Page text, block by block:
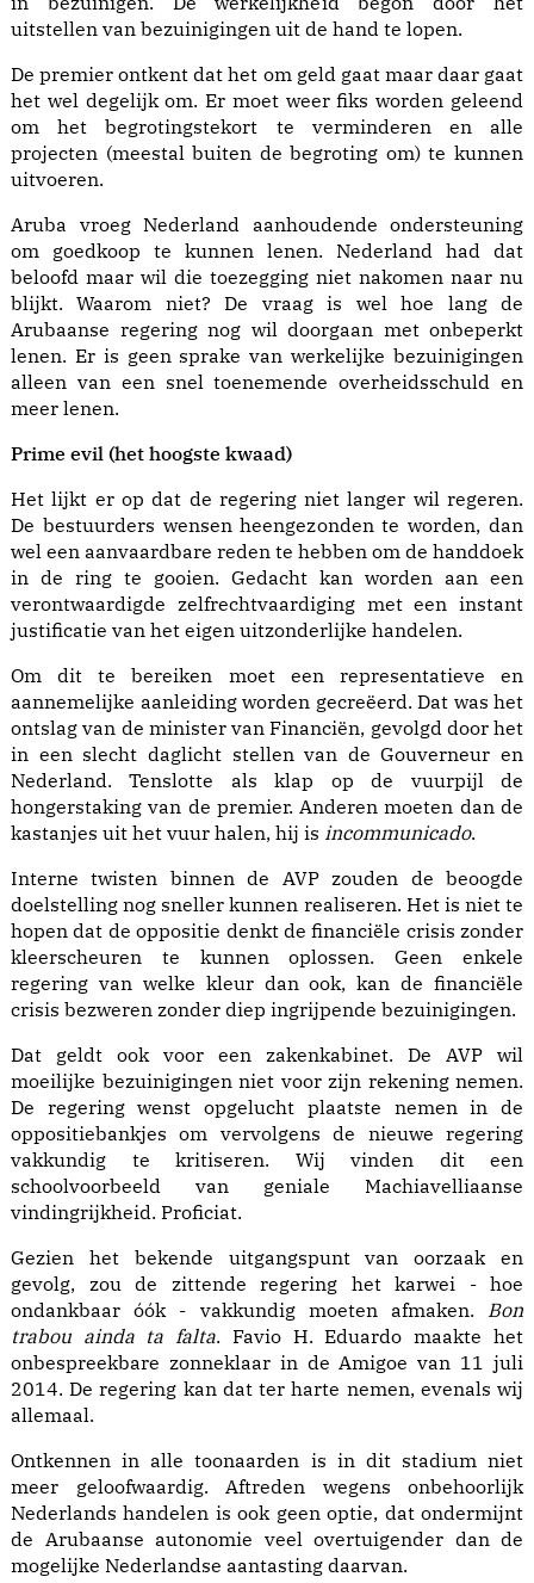
uitstellen van bezuinigingen uit de hand te lopen.
De premier ontkent dat het om geld gaat maar daar gaat
het wel degelijk om. Er moet weer fiks worden geleend
om het begrotingstekort te verminderen en alle
projecten (meestal buiten de begroting om) te kunnen
uitvoeren.
Aruba vroeg Nederland aanhoudende ondersteuning
om goedkoop te kunnen lenen. Nederland had dat
beloofd maar wil die toezegging niet nakomen naar nu
blijkt. Waarom niet? De vraag is wel hoe lang de
Arubaanse regering nog wil doorgaan met onbeperkt
lenen. Er is geen sprake van werkelijke bezuinigingen
alleen van een snel toenemende overheidsschuld en
meer lenen.
Prime evil (het hoogste kwaad)
Het lijkt er op dat de regering niet langer wil regeren.
De bestuurders wensen heengezonden te worden, dan
wel een aanvaardbare reden te hebben om de handdoek
in de ring te gooien. Gedacht kan worden aan een
verontwaardigde zelfrechtvaardiging met een instant
justificatie van het eigen uitzonderlijke handelen.
Om dit te bereiken moet een representatieve en
aannemelijke aanleiding worden gecreëerd. Dat was het
ontslag van de minister van Financiën, gevolgd door het
in een slecht daglicht stellen van de Gouverneur en
Nederland. Tenslotte als klap op de vuurpijl de
hongerstaking van de premier. Anderen moeten dan de
kastanjes uit het vuur halen, hij is incommunicado.
Interne twisten binnen de AVP zouden de beoogde
doelstelling nog sneller kunnen realiseren. Het is niet te
hopen dat de oppositie denkt de financiële crisis zonder
kleerscheuren te kunnen oplossen. Geen enkele
regering van welke kleur dan ook, kan de financiële
crisis bezweren zonder diep ingrijpende bezuinigingen.
Dat geldt ook voor een zakenkabinet. De AVP wil
moeilijke bezuinigingen niet voor zijn rekening nemen.
De regering wenst opgelucht plaatste nemen in de
oppositiebankjes om vervolgens de nieuwe regering
vakkundig te kritiseren. Wij vinden dit een
schoolvoorbeeld van geniale Machiavelliaanse
vindingrijkheid. Proficiat.
Gezien het bekende uitgangspunt van oorzaak en
gevolg, zou de zittende regering het karwei - hoe
ondankbaar óók - vakkundig moeten afmaken. Bon
trabou ainda ta falta. Favio H. Eduardo maakte het
onbespreekbare zonneklaar in de Amigoe van 11 juli
2014. De regering kan dat ter harte nemen, evenals wij
allemaal.
Ontkennen in alle toonaarden is in dit stadium niet
meer geloofwaardig. Aftreden wegens onbehoorlijk
Nederlands handelen is ook geen optie, dat ondermijnt
de Arubaanse autonomie veel overtuigender dan de
mogelijke Nederlandse aantasting daarvan.